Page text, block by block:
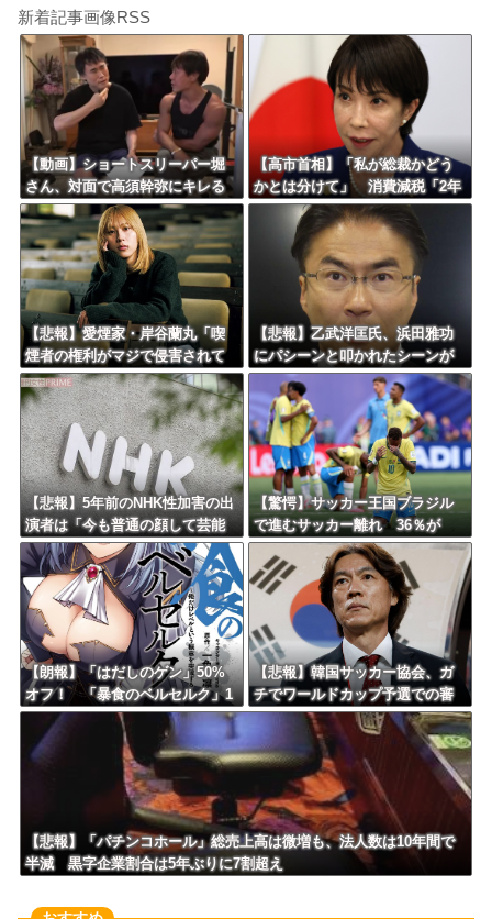
新着記事画像RSS
【動画】ショートスリーパー堀
さん、対面で高須幹弥にキレる
ｗｗｗｗｗｗｗｗｗ
【高市首相】「私が総裁かどう
かとは分けて」 消費減税「2年
後に私の責任で戻す」発言を説
【悲報】愛煙家・岸谷蘭丸「喫
煙者の権利がマジで侵害されて
る」と私見 「いくら税金を
我々が払ってるんだと」
【悲報】乙武洋匡氏、浜田雅功
にパシーンと叩かれたシーンが
オンエアされず「障害者相手だ
と放送されなくなる。俺、逆差
別だと思って」
【悲報】5年前のNHK性加害の出
演者は「今も普通の顔して芸能
活動してる」ネット「受信料を
取るくらいなら詳細を伝えよ」
【驚愕】サッカー王国ブラジル
で進むサッカー離れ 36％が
「関心なし」
【朗報】「はだしのゲン」50%
オフ！ 「暴食のベルセルク」1
4巻無料ｗｗｗｗｗｗ
【悲報】韓国サッカー協会、ガ
チでワールドカップ予選での審
判への性接待がバレ大炎上大騒
ぎにｗｗｗｗｗｗｗｗ
【悲報】「パチンコホール」総売上高は微増も、法人数は10年間で
半減 黒字企業割合は5年ぶりに7割超え